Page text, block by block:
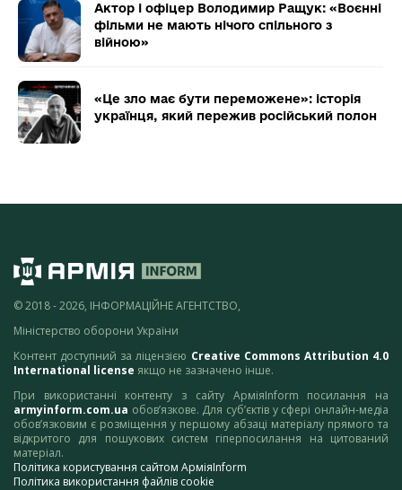
Актор і офіцер Володимир Ращук: «Воєнні
фільми не мають нічого спільного з
війною»
«Це зло має бути переможене»: історія
українця, який пережив російський полон
© 2018 - 2026, ІНФОРМАЦІЙНЕ АГЕНТСТВО,
Міністерство оборони України
Контент доступний за ліцензією Creative Commons Attribution 4.0
International license якщо не зазначено інше.
При використанні контенту з сайту АрміяInform посилання на
armyinform.com.ua обов’язкове. Для суб’єктів у сфері онлайн-медіа
обов’язковим є розміщення у першому абзаці матеріалу прямого та
відкритого для пошукових систем гіперпосилання на цитований
матеріал.
Політика користування сайтом АрміяInform
Політика використання файлів cookie